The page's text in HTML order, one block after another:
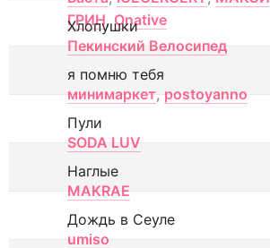
ГРИН, Onative
Хлопушки
Пекинский Велосипед
я помню тебя
минимаркет, postoyanno
Пули
SODA LUV
Наглые
MAKRAE
Дождь в Сеуле
umiso